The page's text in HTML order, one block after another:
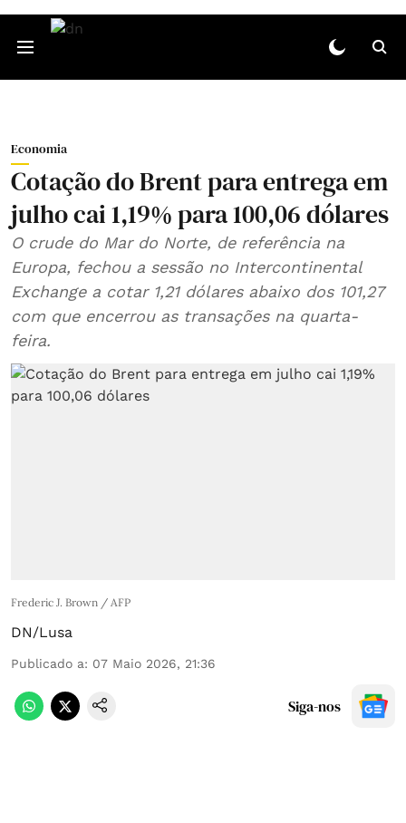
Economia
Cotação do Brent para entrega em
julho cai 1,19% para 100,06 dólares
O crude do Mar do Norte, de referência na
Europa, fechou a sessão no Intercontinental
Exchange a cotar 1,21 dólares abaixo dos 101,27
com que encerrou as transações na quarta-
feira.
Frederic J. Brown / AFP
DN/Lusa
Publicado a: 07 Maio 2026, 21:36
Siga-nos